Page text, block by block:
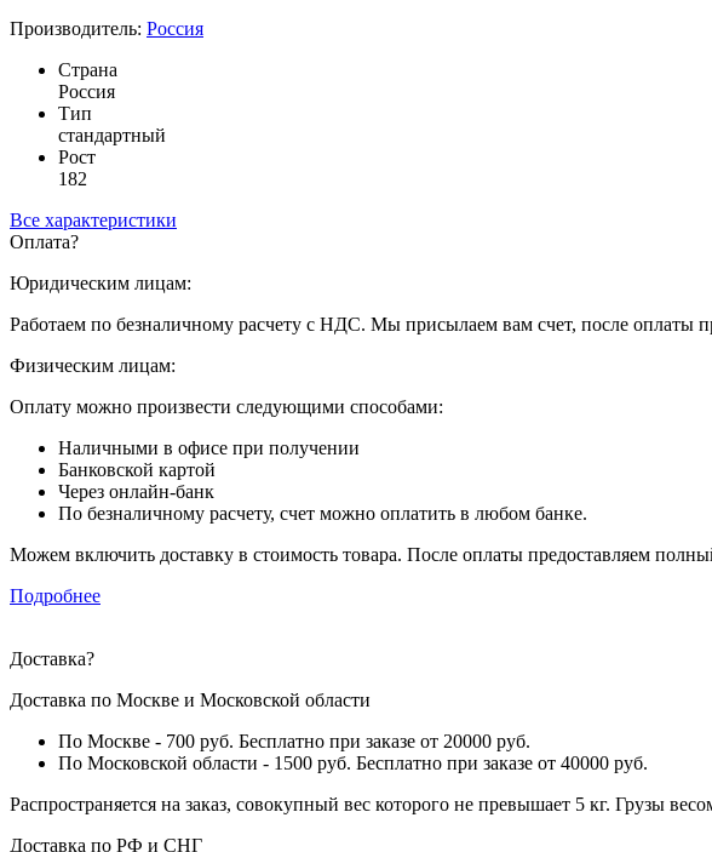
Производитель: Россия
Страна
Россия
Тип
стандартный
Рост
182
Все характеристики
Оплата?
Юридическим лицам:
Работаем по безналичному расчету с НДС. Мы присылаем вам счет, после оплаты
Физическим лицам:
Оплату можно произвести следующими способами:
Наличными в офисе при получении
Банковской картой
Через онлайн-банк
По безналичному расчету, счет можно оплатить в любом банке.
Можем включить доставку в стоимость товара. После оплаты предоставляем
Подробнее
Доставка?
Доставка по Москве и Московской области
По Москве - 700 руб. Бесплатно при заказе от 20000 руб.
По Московской области - 1500 руб. Бесплатно при заказе от 40000 руб.
Распространяется на заказ, совокупный вес которого не превышает 5 кг. Грузы
Доставка по РФ и СНГ